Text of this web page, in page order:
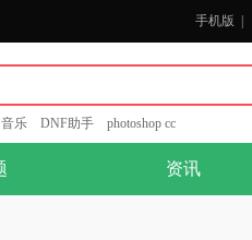
手机版
乐 DNF助手 photoshop cc
资讯